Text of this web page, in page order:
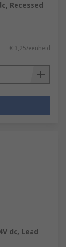
Recessed
€ 3,25/eenheid
dc, Lead